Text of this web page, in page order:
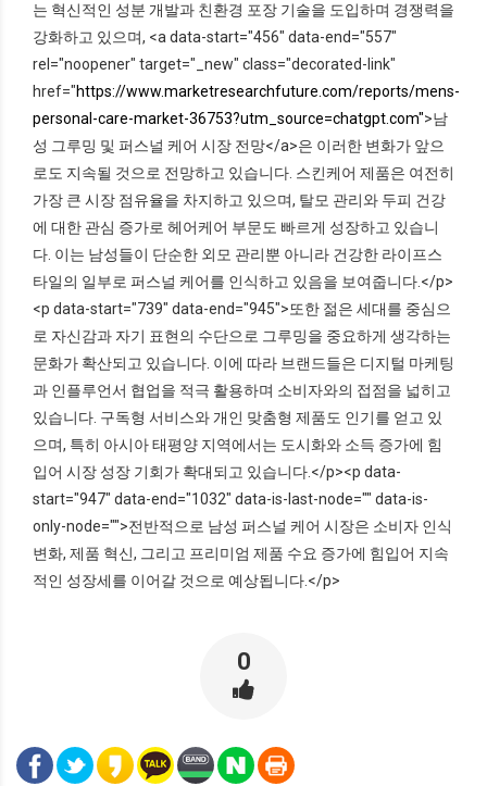
는 혁신적인 성분 개발과 친환경 포장 기술을 도입하며 경쟁력을
강화하고 있으며, <a data-start="456" data-end="557"
rel="noopener" target="_new" class="decorated-link"
href="https://www.marketresearchfuture.com/reports/mens-
personal-care-market-36753?utm_source=chatgpt.com">남
성 그루밍 및 퍼스널 케어 시장 전망</a>은 이러한 변화가 앞으
로도 지속될 것으로 전망하고 있습니다. 스킨케어 제품은 여전히
가장 큰 시장 점유율을 차지하고 있으며, 탈모 관리와 두피 건강
에 대한 관심 증가로 헤어케어 부문도 빠르게 성장하고 있습니
다. 이는 남성들이 단순한 외모 관리뿐 아니라 건강한 라이프스
타일의 일부로 퍼스널 케어를 인식하고 있음을 보여줍니다.</p>
<p data-start="739" data-end="945">또한 젊은 세대를 중심으
로 자신감과 자기 표현의 수단으로 그루밍을 중요하게 생각하는
문화가 확산되고 있습니다. 이에 따라 브랜드들은 디지털 마케팅
과 인플루언서 협업을 적극 활용하며 소비자와의 접점을 넓히고
있습니다. 구독형 서비스와 개인 맞춤형 제품도 인기를 얻고 있
으며, 특히 아시아 태평양 지역에서는 도시화와 소득 증가에 힘
입어 시장 성장 기회가 확대되고 있습니다.</p><p data-
start="947" data-end="1032" data-is-last-node="" data-is-
only-node="">전반적으로 남성 퍼스널 케어 시장은 소비자 인식
변화, 제품 혁신, 그리고 프리미엄 제품 수요 증가에 힘입어 지속
적인 성장세를 이어갈 것으로 예상됩니다.</p>
0